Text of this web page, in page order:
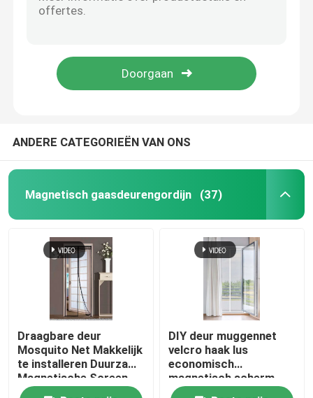
PE Geteerd zeildoek
Kunststof gaas
nylon kabelband
Magnetisch plastic deurgordijn
velcrohaak en lijn
Polypropyleengrondbedekking
ANDERE CATEGORIEËN VAN ONS
Magnetisch gaasdeurengordijn (37)
Draagbare deur
Mosquito Net Makkelijk
te installeren Duurzame
Magnetische Screen
Door
DIY deur muggennet
velcro haak lus
economisch
magnetisch scherm
deur